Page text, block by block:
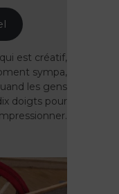
est créatif,
sympa,
les gens
doigts pour